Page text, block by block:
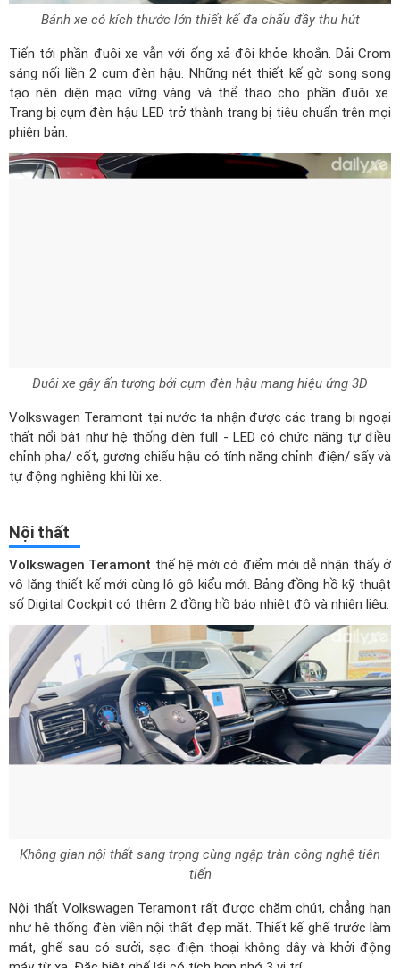
Bánh xe có kích thước lớn thiết kế đa chấu đầy thu hút
Tiến tới phần đuôi xe vẫn với ống xả đôi khỏe khoắn. Dải Crom
sáng nối liền 2 cụm đèn hậu. Những nét thiết kế gờ song song
tạo nên diện mạo vững vàng và thể thao cho phần đuôi xe.
Trang bị cụm đèn hậu LED trở thành trang bị tiêu chuẩn trên mọi
phiên bản.
Đuôi xe gây ấn tượng bởi cụm đèn hậu mang hiệu ứng 3D
Volkswagen Teramont tại nước ta nhận được các trang bị ngoại
thất nổi bật như hệ thống đèn full - LED có chức năng tự điều
chỉnh pha/ cốt, gương chiếu hậu có tính năng chỉnh điện/ sấy và
tự động nghiêng khi lùi xe.
Nội thất
Volkswagen Teramont thế hệ mới có điểm mới dễ nhận thấy ở
vô lăng thiết kế mới cùng lô gô kiểu mới. Bảng đồng hồ kỹ thuật
số Digital Cockpit có thêm 2 đồng hồ báo nhiệt độ và nhiên liệu.
Không gian nội thất sang trọng cùng ngập tràn công nghệ tiên
tiến
Nội thất Volkswagen Teramont rất được chăm chút, chẳng hạn
như hệ thống đèn viền nội thất đẹp mắt. Thiết kế ghế trước làm
mát, ghế sau có sưởi, sạc điện thoại không dây và khởi động